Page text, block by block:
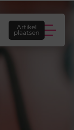
Artikel
plaatsen